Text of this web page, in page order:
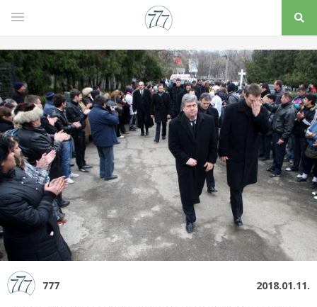
777 2018.01.11.